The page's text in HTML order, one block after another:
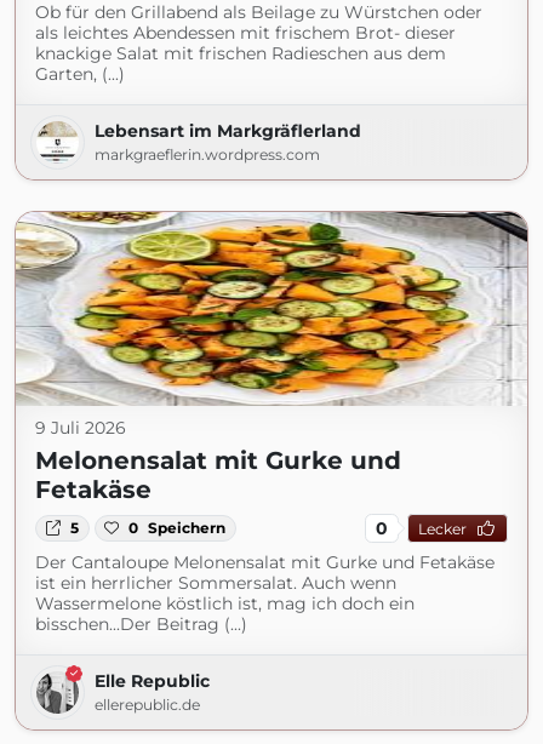
Ob für den Grillabend als Beilage zu Würstchen oder
als leichtes Abendessen mit frischem Brot- dieser
knackige Salat mit frischen Radieschen aus dem
Garten, (...)
Lebensart im Markgräflerland
markgraeflerin.wordpress.com
9 Juli 2026
Melonensalat mit Gurke und
Fetakäse
5 0 Speichern 0 Lecker
Der Cantaloupe Melonensalat mit Gurke und Fetakäse
ist ein herrlicher Sommersalat. Auch wenn
Wassermelone köstlich ist, mag ich doch ein
bisschen...Der Beitrag (...)
Elle Republic
ellerepublic.de